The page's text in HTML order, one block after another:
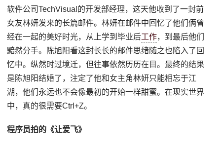
软件公司TechVisual的开发部经理，这天他收到了一封前
女友林妍发来的长篇邮件。林妍在邮件中回忆了他们俩曾
经在一起的美好时光，从上学到毕业后工作，到最后他们
黯然分手。陈旭阳看这封长长的邮件思绪随之也陷入了回
忆中。纵然时过境迁，但往事依然历历在目。最终的结果
是陈旭阳结婚了，注定了他和女主角林妍只能相忘于江
湖，他们永远也不会像最初的开始一样甜蜜。在现实世界
中，真的很需要Ctrl+Z。
程序员拍的《让爱飞》